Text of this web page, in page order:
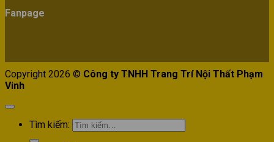
Fanpage
Copyright 2026 © Công ty TNHH Trang Trí Nội Thất Phạm
Vinh
Tìm kiếm: